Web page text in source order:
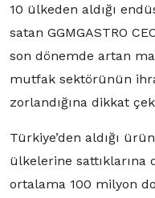
10 ülkeden aldığı
satan GGMGASTRO
son dönemde artan
mutfak sektörünün
zorlandığına dikkat
Türkiye’den aldığı
ülkelerine sattıklarına
ortalama 100 milyon